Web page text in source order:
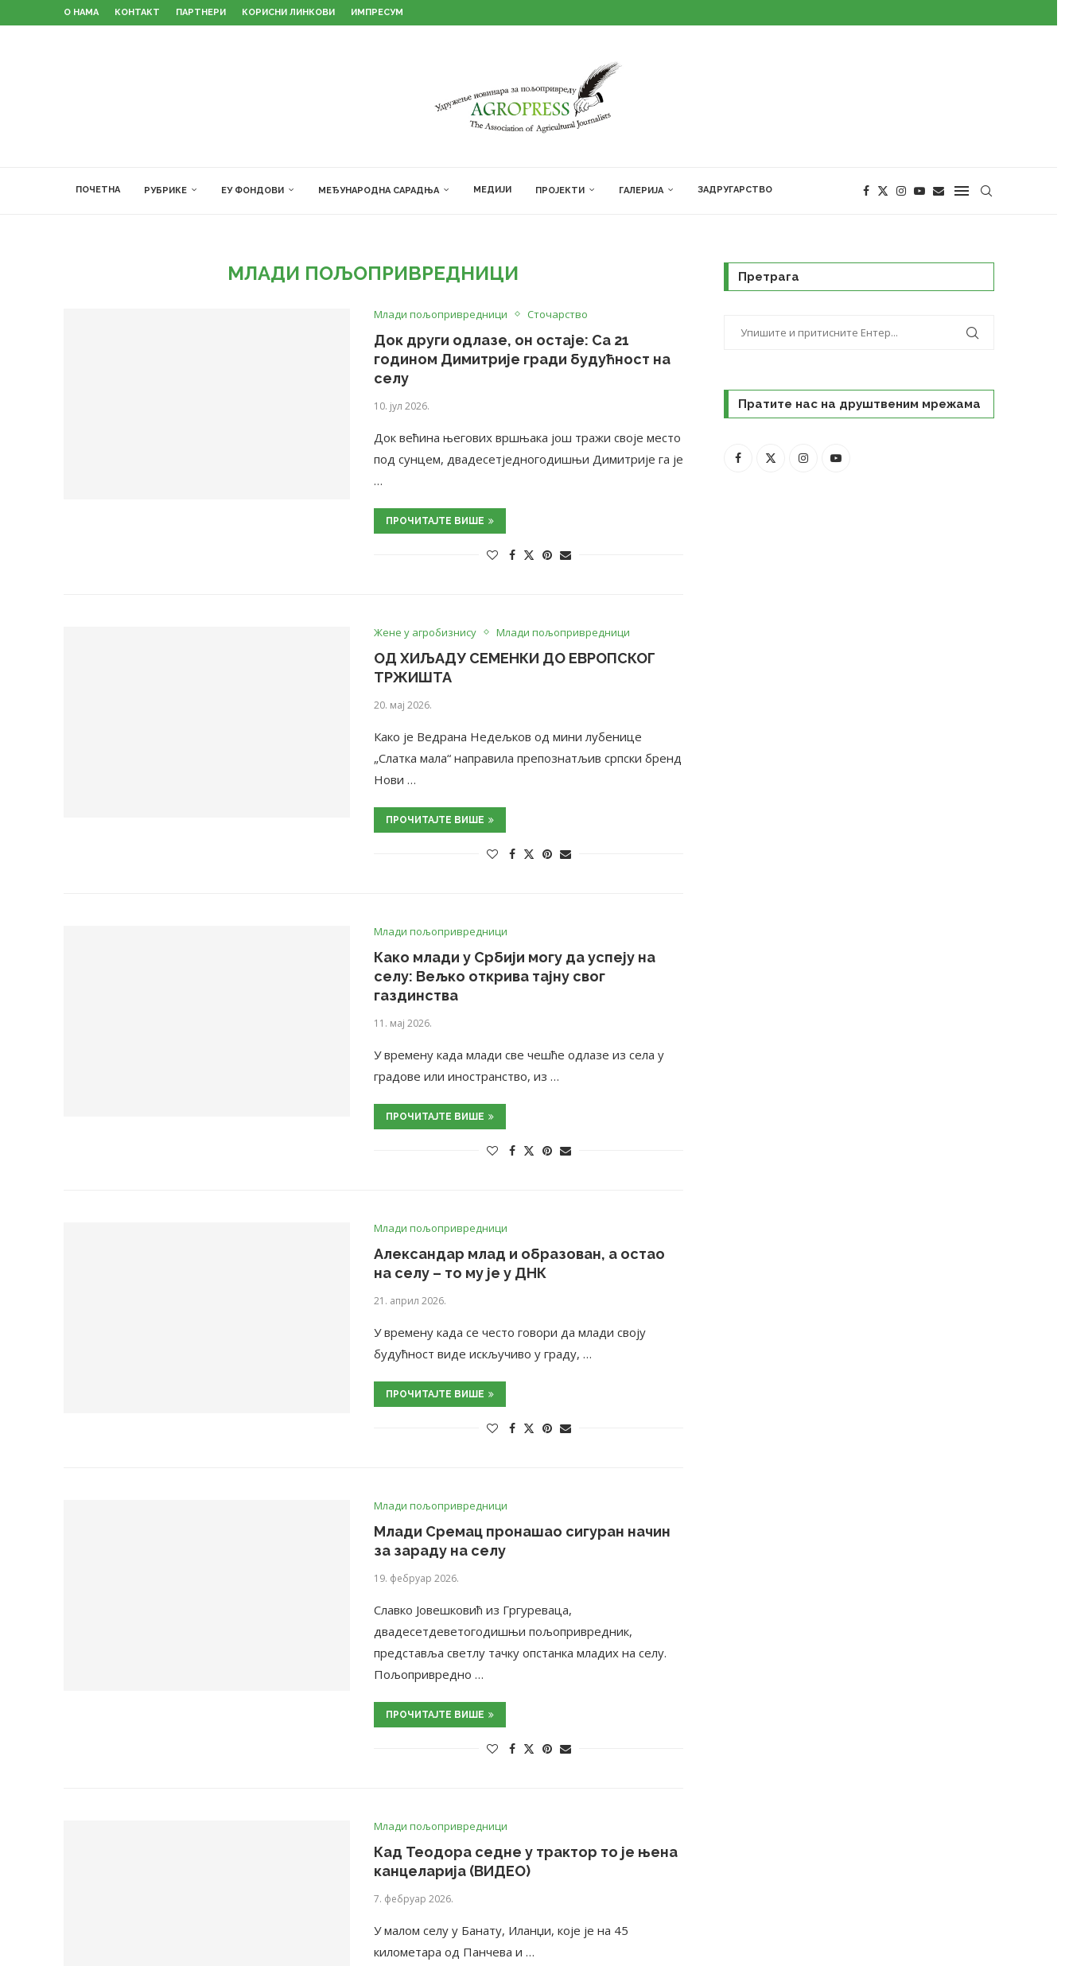
О НАМА КОНТАКТ ПАРТНЕРИ КОРИСНИ ЛИНКОВИ ИМПРЕСУМ
ПОЧЕТНА РУБРИКЕ ЕУ ФОНДОВИ МЕЂУНАРОДНА САРАДЊА МЕДИЈИ ПРОЈЕКТИ ГАЛЕРИЈА ЗАДРУГАРСТВО
МЛАДИ ПОЉОПРИВРЕДНИЦИ
Млади пољопривредници Сточарство
Док други одлазе, он остаје: Са 21
годином Димитрије гради будућност на
селу
10. јул 2026.
Док већина његових вршњака још тражи своје место
под сунцем, двадесетједногодишњи Димитрије га је
…
ПРОЧИТАЈТЕ ВИШЕ
Жене у агробизнису Млади пољопривредници
ОД ХИЉАДУ СЕМЕНКИ ДО ЕВРОПСКОГ
ТРЖИШТА
20. мај 2026.
Како је Ведрана Недељков од мини лубенице
„Слатка мала“ направила препознатљив српски бренд
Нови …
ПРОЧИТАЈТЕ ВИШЕ
Млади пољопривредници
Како млади у Србији могу да успеју на
селу: Вељко открива тајну свог
газдинства
11. мај 2026.
У времену када млади све чешће одлазе из села у
градове или иностранство, из …
ПРОЧИТАЈТЕ ВИШЕ
Млади пољопривредници
Александар млад и образован, а остао
на селу – то му је у ДНК
21. април 2026.
У времену када се често говори да млади своју
будућност виде искључиво у граду, …
ПРОЧИТАЈТЕ ВИШЕ
Млади пољопривредници
Млади Сремац пронашао сигуран начин
за зараду на селу
19. фебруар 2026.
Славко Јовешковић из Гргуреваца,
двадесетдеветогодишњи пољопривредник,
представља светлу тачку опстанка младих на селу.
Пољопривредно …
ПРОЧИТАЈТЕ ВИШЕ
Млади пољопривредници
Кад Теодора седне у трактор то је њена
канцеларија (ВИДЕО)
7. фебруар 2026.
У малом селу у Банату, Иланџи, које је на 45
километара од Панчева и …
Претрага
Пратите нас на друштвеним мрежама